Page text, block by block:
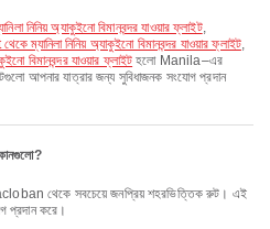
অ্যাকুইনো বিমানবন্দর যাওয়ার ফ্লাইট,
নিনিয় অ্যাকুইনো বিমানবন্দর যাওয়ার ফ্লাইট,
বিমানবন্দর যাওয়ার ফ্লাইট হলো Manila–এর
আপনার যাত্রার জন্য সুবিধাজনক সংযোগ প্রদান
থেকে সবচেয়ে জনপ্রিয় শহরভিত্তিক রুট। এই
প্রদান করে।